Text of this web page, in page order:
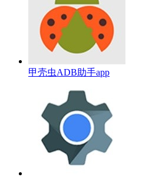
甲壳虫ADB助手app